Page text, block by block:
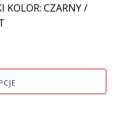
KOLOR: CZARNY /